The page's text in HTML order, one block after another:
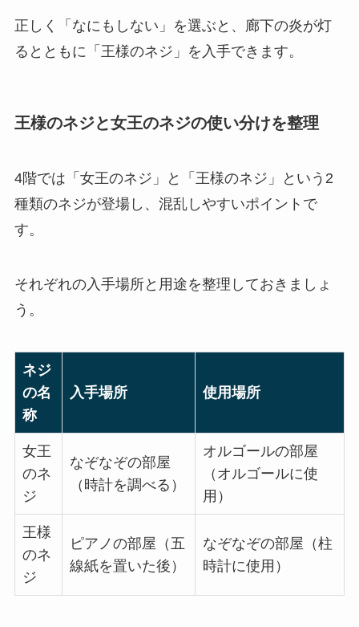
正しく「なにもしない」を選ぶと、廊下の炎が灯
るとともに「王様のネジ」を入手できます。
王様のネジと女王のネジの使い分けを整理
4階では「女王のネジ」と「王様のネジ」という2
種類のネジが登場し、混乱しやすいポイントで
す。
それぞれの入手場所と用途を整理しておきましょ
う。
ネジ
の名
称
入手場所 使用場所
女王
のネ
ジ
なぞなぞの部屋
（時計を調べる）
オルゴールの部屋
（オルゴールに使
用）
王様
のネ
ジ
ピアノの部屋（五
線紙を置いた後）
なぞなぞの部屋（柱
時計に使用）